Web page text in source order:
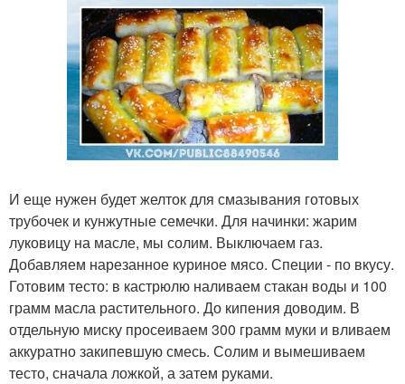
И еще нужен будет желток для смазывания готовых
трубочек и кунжутные семечки. Для начинки: жарим
луковицу на масле, мы солим. Выключаем газ.
Добавляем нарезанное куриное мясо. Специи - по вкусу.
Готовим тесто: в кастрюлю наливаем стакан воды и 100
грамм масла растительного. До кипения доводим. В
отдельную миску просеиваем 300 грамм муки и вливаем
аккуратно закипевшую смесь. Солим и вымешиваем
тесто, сначала ложкой, а затем руками.